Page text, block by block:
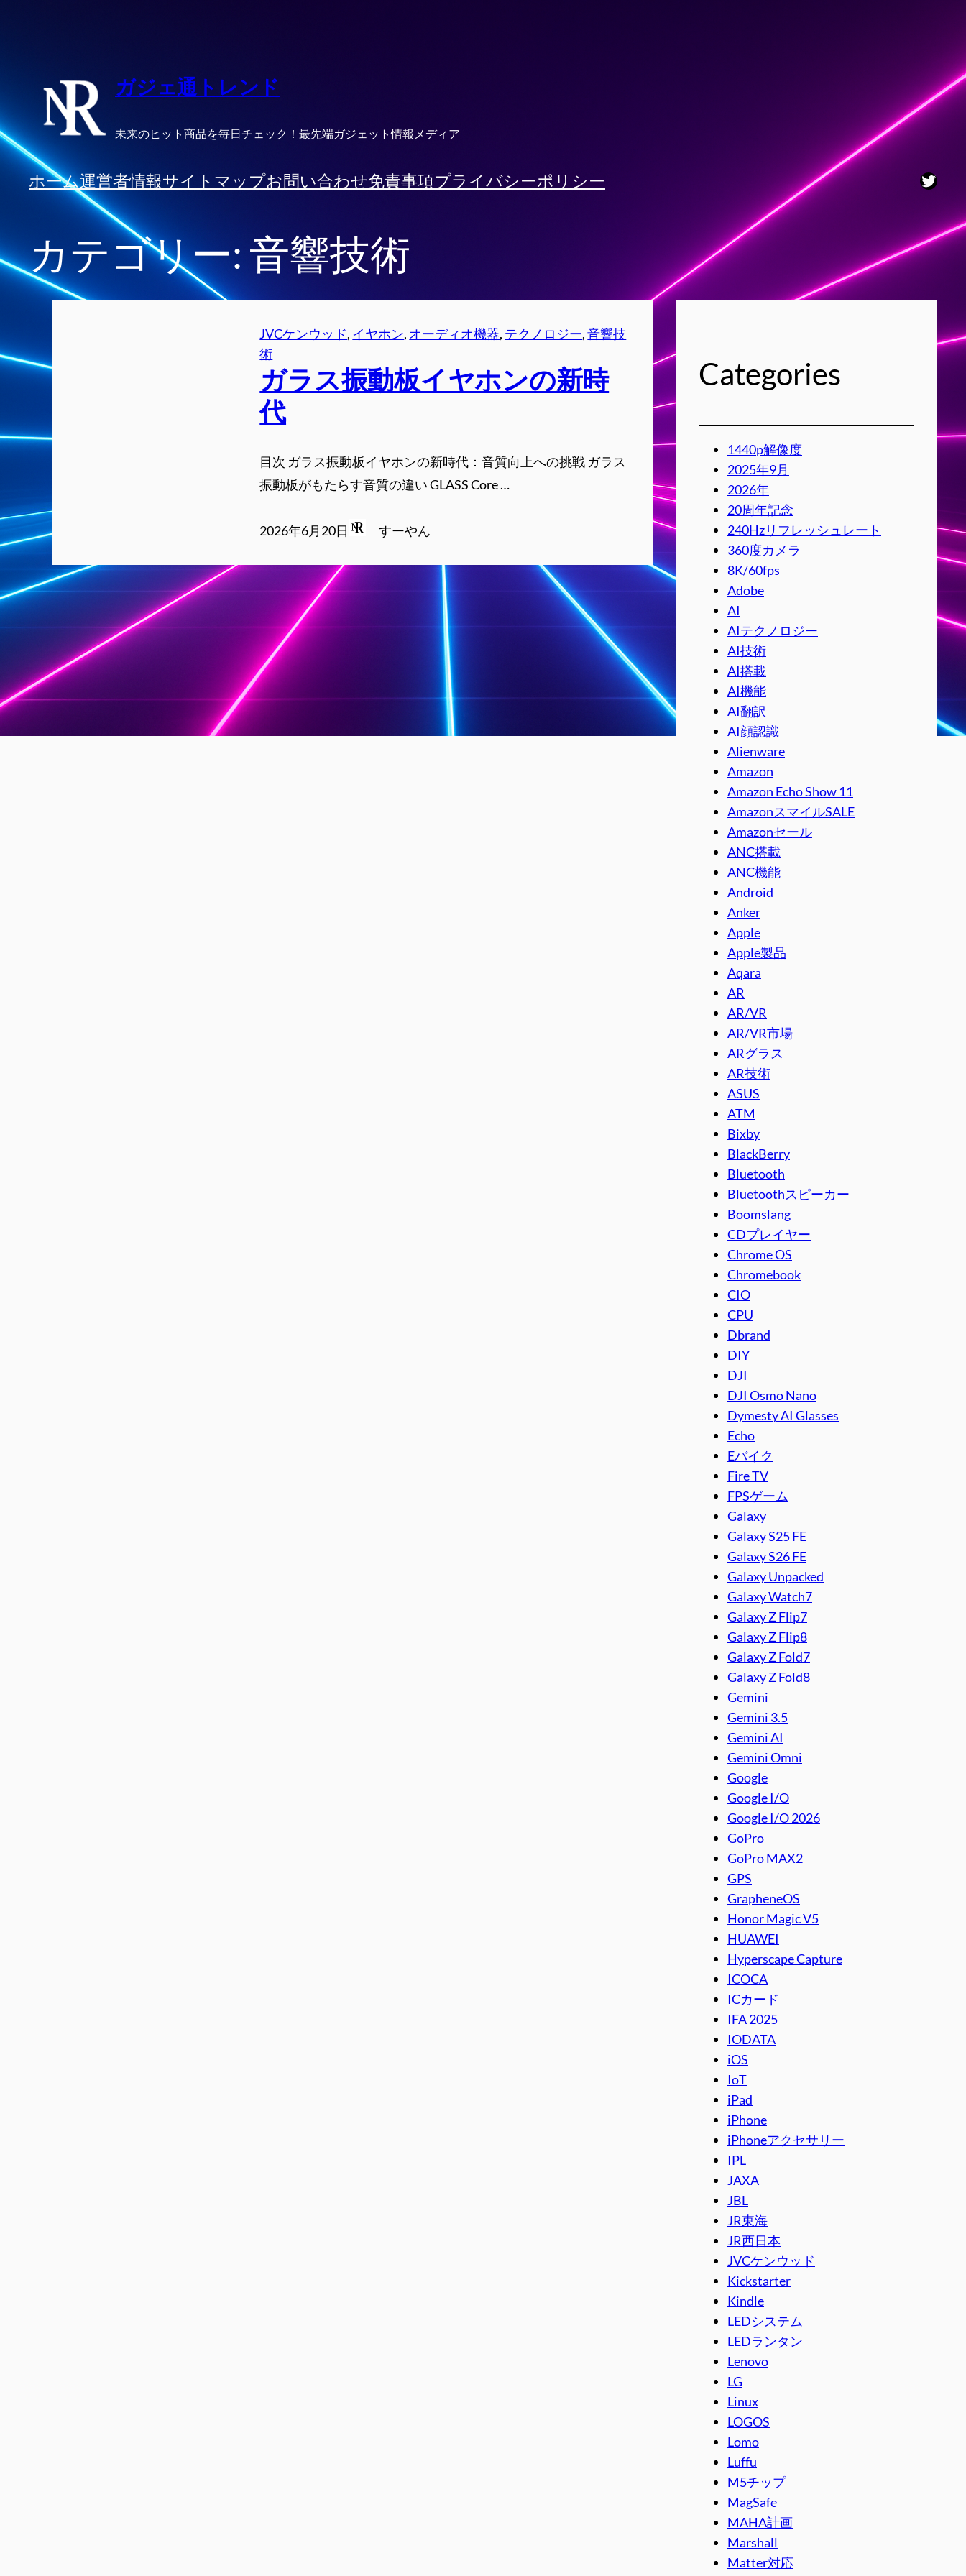
ッ
プ
ガジェ通トレンド
未来のヒット商品を毎日チェック！最先端ガジェット情報メディア
ホーム運営者情報サイトマップお問い合わせ免責事項プライバシーポリシー
カテゴリー: 音響技術
JVCケンウッド, イヤホン, オーディオ機器, テクノロジー, 音響技
術
ガラス振動板イヤホンの新時
代
目次 ガラス振動板イヤホンの新時代：音質向上への挑戦 ガラス
振動板がもたらす音質の違い GLASS Core …
2026年6月20日 すーやん
Categories
1440p解像度
2025年9月
2026年
20周年記念
240Hzリフレッシュレート
360度カメラ
8K/60fps
Adobe
AI
AIテクノロジー
AI技術
AI搭載
AI機能
AI翻訳
AI顔認識
Alienware
Amazon
Amazon Echo Show 11
AmazonスマイルSALE
Amazonセール
ANC搭載
ANC機能
Android
Anker
Apple
Apple製品
Aqara
AR
AR/VR
AR/VR市場
ARグラス
AR技術
ASUS
ATM
Bixby
BlackBerry
Bluetooth
Bluetoothスピーカー
Boomslang
CDプレイヤー
Chrome OS
Chromebook
CIO
CPU
Dbrand
DIY
DJI
DJI Osmo Nano
Dymesty AI Glasses
Echo
Eバイク
Fire TV
FPSゲーム
Galaxy
Galaxy S25 FE
Galaxy S26 FE
Galaxy Unpacked
Galaxy Watch7
Galaxy Z Flip7
Galaxy Z Flip8
Galaxy Z Fold7
Galaxy Z Fold8
Gemini
Gemini 3.5
Gemini AI
Gemini Omni
Google
Google I/O
Google I/O 2026
GoPro
GoPro MAX2
GPS
GrapheneOS
Honor Magic V5
HUAWEI
Hyperscape Capture
ICOCA
ICカード
IFA 2025
IODATA
iOS
IoT
iPad
iPhone
iPhoneアクセサリー
IPL
JAXA
JBL
JR東海
JR西日本
JVCケンウッド
Kickstarter
Kindle
LEDシステム
LEDランタン
Lenovo
LG
Linux
LOGOS
Lomo
Luffu
M5チップ
MagSafe
MAHA計画
Marshall
Matter対応